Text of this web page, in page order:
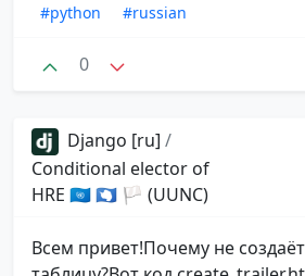
#python
#russian
0
Django [ru] /
Conditional elector of
HRE 🇺🇳 🇦🇶 🏳 (UUNC)
Всем привет!Почему не